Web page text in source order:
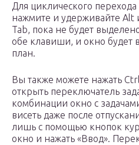
Для циклического
нажмите и удерживайте
Tab, пока не будет
обе клавиши, и окно будет
план.
Вы также можете нажать
открыть переключатель
комбинации окно с
висеть даже после
лишь с помощью кнопок
окно и нажать «Ввод».